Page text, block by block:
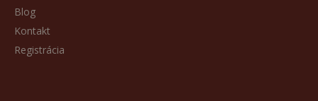
Blog
Kontakt
Registrácia